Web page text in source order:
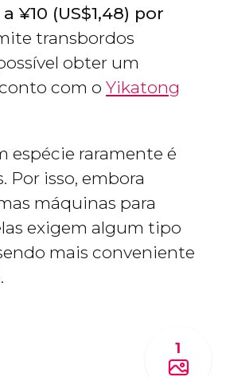
a¥10 (US$1,48) por
transbordos
obter um
com o Yikatong
espécie raramente é
Por isso, embora
máquinas para
exigem algum tipo
mais conveniente
1